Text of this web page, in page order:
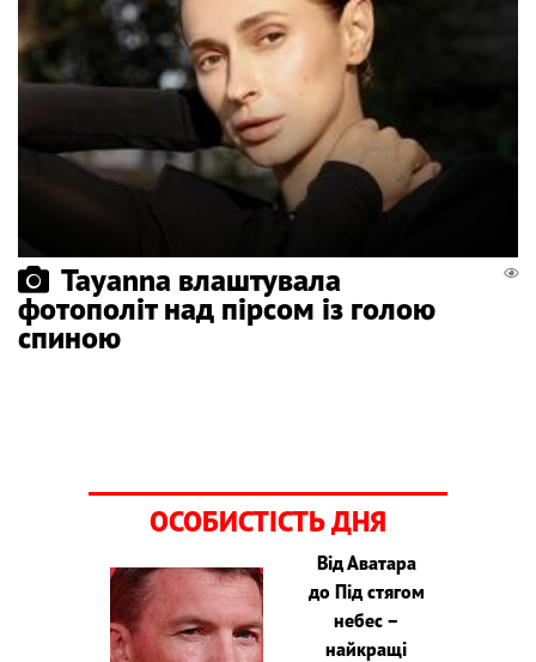
Tayanna влаштувала
фотополіт над пірсом із голою
спиною
ОСОБИСТІСТЬ ДНЯ
Від Аватара
до Під стягом
небес –
найкращі